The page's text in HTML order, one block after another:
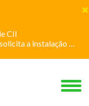
CII
de aplicativos